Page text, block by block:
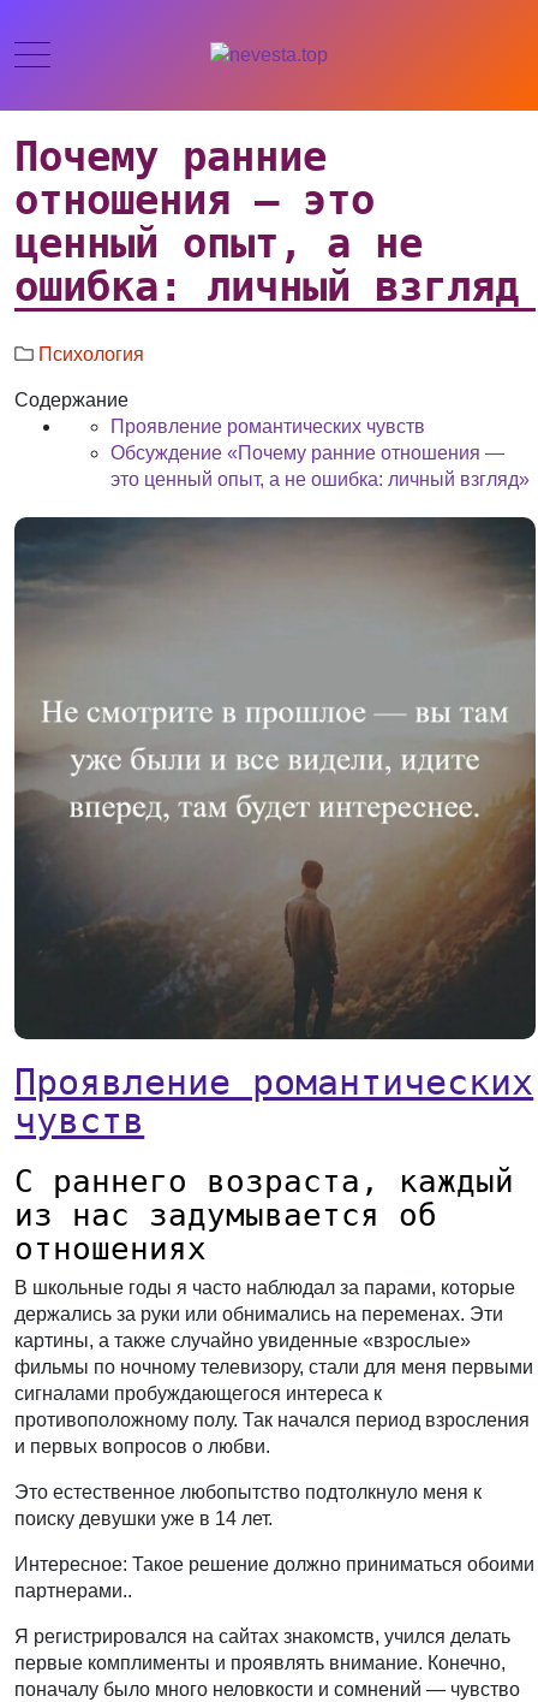
Почему ранние
отношения — это
ценный опыт, а не
ошибка: личный взгляд
Психология
Содержание
Проявление романтических чувств
Обсуждение «Почему ранние отношения —
это ценный опыт, а не ошибка: личный взгляд»
Проявление романтических
чувств
С раннего возраста, каждый
из нас задумывается об
отношениях
В школьные годы я часто наблюдал за парами, которые
держались за руки или обнимались на переменах. Эти
картины, а также случайно увиденные «взрослые»
фильмы по ночному телевизору, стали для меня первыми
сигналами пробуждающегося интереса к
противоположному полу. Так начался период взросления
и первых вопросов о любви.
Это естественное любопытство подтолкнуло меня к
поиску девушки уже в 14 лет.
Интересное: Такое решение должно приниматься обоими
партнерами..
Я регистрировался на сайтах знакомств, учился делать
первые комплименты и проявлять внимание. Конечно,
поначалу было много неловкости и сомнений — чувство